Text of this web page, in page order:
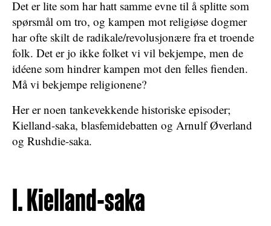
Det er lite som har hatt samme evne til å splitte som
spørsmål om tro, og kampen mot religiøse dogmer
har ofte skilt de radikale/revolusjonære fra et troende
folk. Det er jo ikke folket vi vil bekjempe, men de
idéene som hindrer kampen mot den felles fienden.
Må vi bekjempe religionene?
Her er noen tankevekkende historiske episoder;
Kielland-saka, blasfemidebatten og Arnulf Øverland
og Rushdie-saka.
I. Kielland-saka